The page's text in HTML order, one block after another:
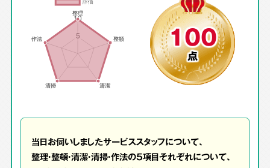
100
点
当日お伺いしましたサービススタッフについて、
整理・整頓・清潔・清掃・作法の5項目それぞれについて、